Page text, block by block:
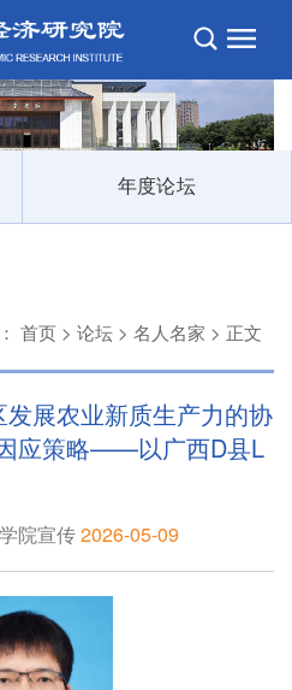
年度论坛
首页 > 论坛 > 名人名家 > 正文
展农业新质生产力的协
应策略——以广西D县L
院宣传2026-05-09